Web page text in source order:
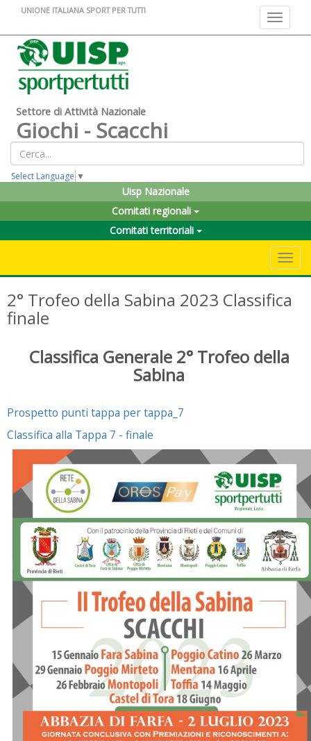
Toggle
UNIONE ITALIANA SPORT PER TUTTI
Settore di Attività Nazionale
Giochi - Scacchi
Select Language ▼
Uisp Nazionale
Comitati regionali
Comitati territoriali
2° Trofeo della Sabina 2023 Classifica
finale
Classifica Generale 2° Trofeo della
Sabina
Prospetto punti tappa per tappa_7
Classifica alla Tappa 7 - finale